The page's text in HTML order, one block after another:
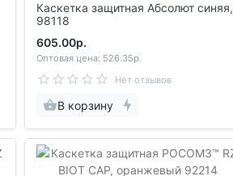
Каскетка защитная Абсолют синяя,
98118
605.00р.
Оптовая цена: 526.35р.
Нет отзывов
В корзину